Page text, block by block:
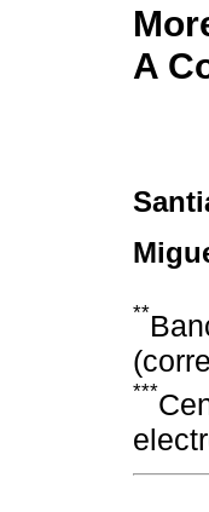
A
**
***